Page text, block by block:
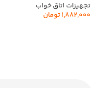
تجهیزات اتاق خواب
1,882,000تومان